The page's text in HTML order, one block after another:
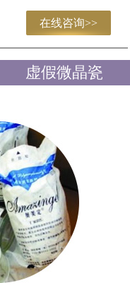
在线咨询>>
虚假微晶瓷